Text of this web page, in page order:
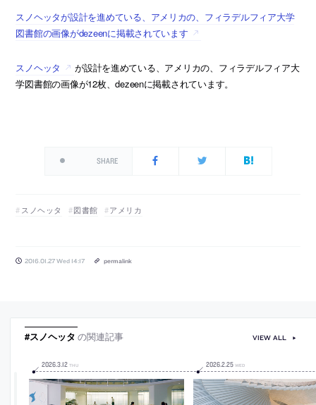
スノヘッタが設計を進めている、アメリカの、フィラデルフィア大学
図書館の画像がdezeenに掲載されています
スノヘッタ
が設計を進めている、アメリカの、フィラデルフィア大
学図書館の画像が12枚、dezeenに掲載されています。
SHARE
スノヘッタ 図書館 アメリカ
2016.01.27 Wed 14:17 permalink
#スノヘッタ の関連記事
2026.3.12 THU 2026.2.25 WED
VIEW ALL